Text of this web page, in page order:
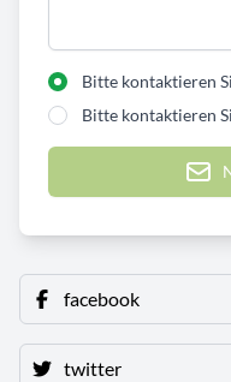
Bitte kontaktieren
Bitte kontaktieren
facebook
twitter